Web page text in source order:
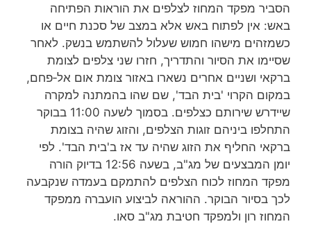
הסביר מפקד המחוז לצלפים את הוראות הפתיחה
באש: אין לפתוח באש אלא במצב של סכנת חיים או
כשמזהים מישהו חמוש שעלול להשתמש בנשק. לאחר
שסיימו את הסיור והתדריך, חזרו שני צלפים לצומת
ברקאי ושניים אחרים נשארו באזור צומת אום אל‑פחם,
במקום הקרוי 'בית הבד', שם שהו בהמתנה למקרה
שיידרש שירותם כצלפים. בסמוך לשעה 11:00 בבוקר
התחלפו ביניהם זוגות הצלפים, והזוג שהיה בצומת
ברקאי החליף את הזוג שהיה עד אז ב'בית הבד'. לפי
יומן המבצעים של מג"ב, בשעה 12:56 בדיוק הורה
מפקד המחוז לכוח הצלפים להתמקם בעמדה שנקבעה
לכך בסיור הבוקר. ההוראה לביצוע הועברה ממפקד
המחוז רון ולמפקד חטיבת מג"ב סאו.